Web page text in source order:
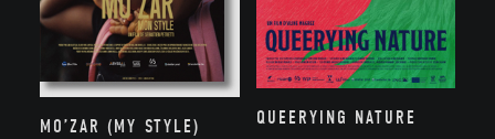
MO’ZAR (MY STYLE) QUEERYING NATURE